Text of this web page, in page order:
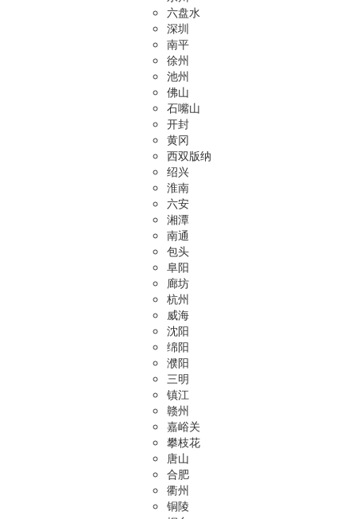
六盘水
深圳
南平
徐州
池州
佛山
石嘴山
开封
黄冈
西双版纳
绍兴
淮南
六安
湘潭
南通
包头
阜阳
廊坊
杭州
威海
沈阳
绵阳
濮阳
三明
镇江
赣州
嘉峪关
攀枝花
唐山
合肥
衢州
铜陵